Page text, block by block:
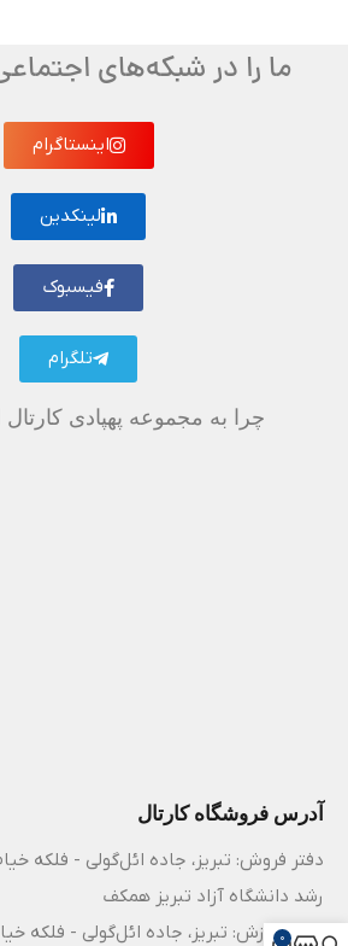
ما را در شبکه‌های
اینستاگرام
لینکدین
فیسبوک
تلگرام
چرا به مجموعه پهپادی کارتال
آدرس فروشگاه کارتال
دفتر فروش: تبریز، جاده ائل‌گولی - فلکه
رشد دانشگاه آزاد تبریز همکف
مرکز آموزش: تبریز، جاده ائل‌گولی - فلکه
0